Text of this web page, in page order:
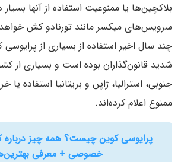
بلاکچین‌ها یا ممنوعیت استفاده از آنها بسیار
سرویس‌های میکسر مانند تورنادو کش خواهد
چند سال اخیر استفاده از بسیاری از
شدید قانون‌گذاران بوده است و بسیاری از
جنوبی، استرالیا، ژاپن و بریتانیا استفاده یا
ممنوع اعلام کرده‌اند.
پرایوسی کوین چیست؟ همه چیز
خصوصی + معرفی